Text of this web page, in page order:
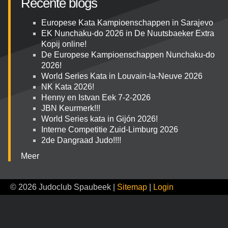
Recente blogs
Europese Kata Kampioenschappen in Sarajevo
EK Nunchaku-do 2026 in De Nuutsbaeker Extra
Kopij online!
De Europese Kampioenschappen Nunchaku-do
2026!
World Series Kata in Louvain-la-Neuve 2026
NK Kata 2026!
Henny en Istvan Eek 7-2-2026
JBN Keurmerk!!!
World Series kata in Gijón 2026!
Interne Competitie Zuid-Limburg 2026
2de Dangraad Judo!!!!
Meer
© 2026 Judoclub Spaubeek | Sitemap Login